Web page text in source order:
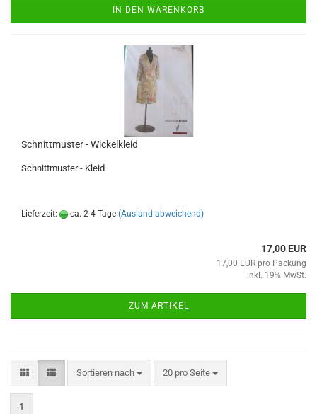
IN DEN WARENKORB
Schnittmuster - Wickelkleid
Schnittmuster - Kleid
Lieferzeit: ca. 2-4 Tage (Ausland abweichend)
17,00 EUR
17,00 EUR pro Packung
inkl. 19% MwSt.
ZUM ARTIKEL
Sortieren nach
Sortieren nach 20 pro Seite
pro Seite
1